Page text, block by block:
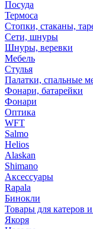
Посуда
Термоса
Стопки, стаканы,
Сети, шнуры
Шнуры, веревки
Мебель
Стулья
Палатки, спальные
Фонари, батарейки
Фонари
Оптика
WFT
Salmo
Helios
Alaskan
Shimano
Аксессуары
Rapala
Бинокли
Товары для катеров
Якоря